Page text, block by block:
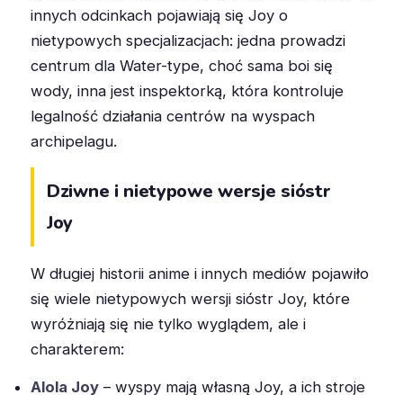
innych odcinkach pojawiają się Joy o
nietypowych specjalizacjach: jedna prowadzi
centrum dla Water-type, choć sama boi się
wody, inna jest inspektorką, która kontroluje
legalność działania centrów na wyspach
archipelagu.
Dziwne i nietypowe wersje sióstr
Joy
W długiej historii anime i innych mediów pojawiło
się wiele nietypowych wersji sióstr Joy, które
wyróżniają się nie tylko wyglądem, ale i
charakterem:
Alola Joy – wyspy mają własną Joy, a ich stroje